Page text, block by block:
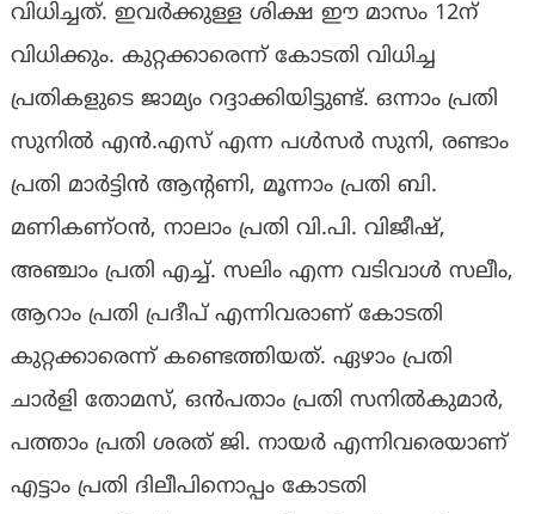
വിധിച്ചത്. ഇവർക്കുള്ള ശിക്ഷ ഈ മാസം 12ന്
വിധിക്കും. കുറ്റക്കാരെന്ന് കോടതി വിധിച്ച
പ്രതികളുടെ ജാമ്യം റദ്ദാക്കിയിട്ടുണ്ട്. ഒന്നാം പ്രതി
സുനില്‍ എന്‍.എസ് എന്ന പള്‍സര്‍ സുനി, രണ്ടാം
പ്രതി മാര്‍ട്ടിന്‍ ആന്റണി, മൂന്നാം പ്രതി ബി.
മണികണ്ഠന്‍, നാലാം പ്രതി വി.പി. വിജീഷ്,
അഞ്ചാം പ്രതി എച്ച്. സലിം എന്ന വടിവാള്‍ സലീം,
ആറാം പ്രതി പ്രദീപ് എന്നിവരാണ് കോടതി
കുറ്റക്കാരെന്ന് കണ്ടെത്തിയത്. ഏഴാം പ്രതി
ചാര്‍ളി തോമസ്, ഒൻപതാം പ്രതി സനില്‍കുമാര്‍,
പത്താം പ്രതി ശരത് ജി. നായര്‍ എന്നിവരെയാണ്
എട്ടാം പ്രതി ദിലീപിനൊപ്പം കോടതി